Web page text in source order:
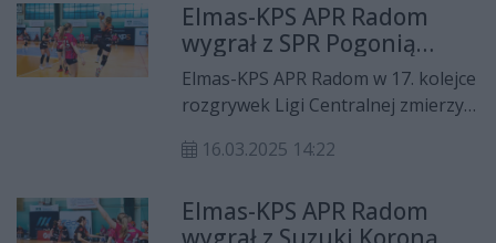
Elmas-KPS APR Radom
wygrał z SPR Pogonią
Szczecin
Elmas-KPS APR Radom w 17. kolejce
rozgrywek Ligi Centralnej zmierzył
Szczecin. Przyjezdne triumfowały
16.03.2025 14:22
Elmas-KPS APR Radom